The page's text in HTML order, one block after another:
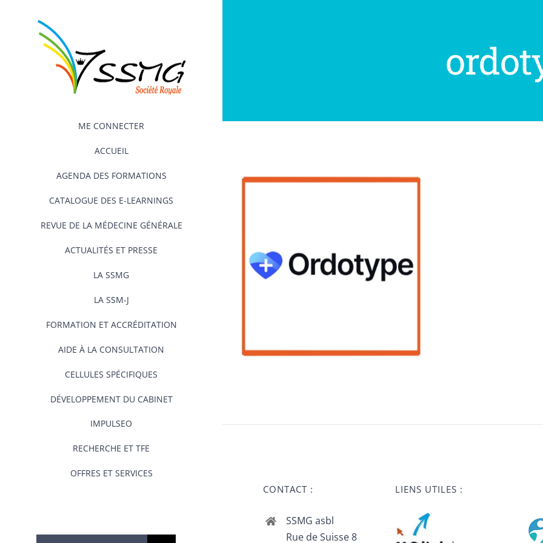
ME CONNECTER
ACCUEIL
AGENDA DES FORMATIONS
CATALOGUE DES E-LEARNINGS
REVUE DE LA MÉDECINE GÉNÉRALE
ACTUALITÉS ET PRESSE
LA SSMG
LA SSM-J
FORMATION ET ACCRÉDITATION
AIDE À LA CONSULTATION
CELLULES SPÉCIFIQUES
DÉVELOPPEMENT DU CABINET
IMPULSEO
RECHERCHE ET TFE
OFFRES ET SERVICES
CONTACT :
SSMG asbl
Rue de Suisse 8
LIENS UTILES :